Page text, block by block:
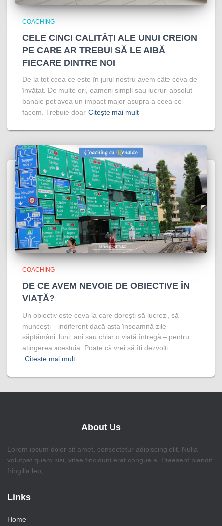
COACHING
CELE CINCI CALITĂȚI ALE UNUI CREION
PE CARE AR TREBUI SĂ LE AIBĂ
FIECARE DINTRE NOI
De la tot ceea ce este în jurul nostru avem câte ceva de
învățat. De multe ori, oameni simpli sau lucruri absolut
banale pot avea un impact major asupra a ceea ce
facem. Trebuie doar Citește mai mult
COACHING
DE CE AVEM NEVOIE DE OBIECTIVE ÎN
VIAȚĂ?
Un obiectiv este ceva la care dorești să lucrezi, să
muncești – indiferent dacă asta înseamnă zile,
săptămâni, luni, ani sau chiar o viață întregă – pentru
atingerea acestuia. Poate că vrei să îți dezvolți
Citește mai mult
Lorem ipsum dolor sit amet, consectetur adipiscing elit. Nulla
volutpat quam nisi, vitae tincidunt erat congue a. Praesent blandit
fringilla leo,
Links
Home